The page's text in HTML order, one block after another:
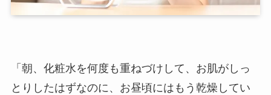
「朝、化粧水を何度も重ねづけして、お肌がしっ
とりしたはずなのに、お昼頃にはもう乾燥してい